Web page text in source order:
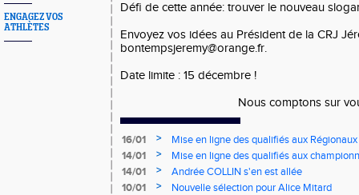
ENGAGEZ VOS
ATHLÈTES
Défi de cette année: trouver le nouveau
Envoyez vos idées au Président de la CRJ
bontempsjeremy@orange.fr.
Date limite : 15 décembre !
Nous comptons sur
16/01 >
Mise en ligne des qualifiés aux
14/01
>
Mise en ligne des qualifiés aux
14/01
>
Andrée COLLIN s'en est allée
10/01
>
Nouvelle sélection pour Alice Mitard